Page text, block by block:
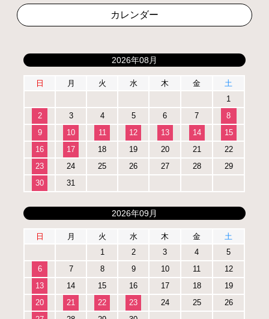
カレンダー
2026年08月
日 月 火 水 木 金
土
1
2
3 4 5 6 7
8
9
10 11 12 13 14
15
16
17 18 19 20 21
22
23
24 25 26 27 28
29
30
31
2026年09月
日 月 火 水 木 金
土
1
2 3 4
5
6
7 8 9 10 11
12
13
14 15 16 17 18
19
20
21 22 23 24 25
26